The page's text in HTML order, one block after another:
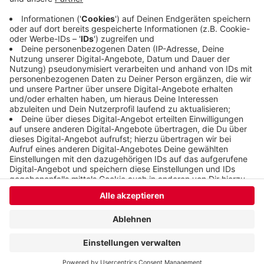
Veröffentlicht:Mittwoch, 13.09.2023 06:25
Anzeige
Anzeige